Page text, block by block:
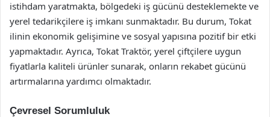
istihdam yaratmakta, bölgedeki iş gücünü desteklemekte ve
yerel tedarikçilere iş imkanı sunmaktadır. Bu durum, Tokat
ilinin ekonomik gelişimine ve sosyal yapısına pozitif bir etki
yapmaktadır. Ayrıca, Tokat Traktör, yerel çiftçilere uygun
fiyatlarla kaliteli ürünler sunarak, onların rekabet gücünü
artırmalarına yardımcı olmaktadır.
Çevresel Sorumluluk